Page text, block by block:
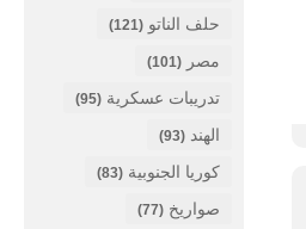
حلف الناتو (121)
مصر (101)
تدريبات عسكرية (95)
الهند (93)
كوريا الجنوبية (83)
صواريخ (77)